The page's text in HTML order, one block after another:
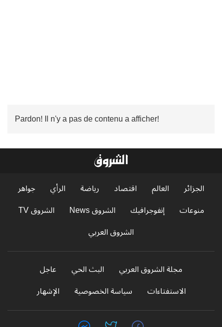
Pardon! Il n'y a pas de contenu a afficher!
الجزائر العالم اقتصاد رياضة الرأي
جواهر
منوعات
إنفوجرافيك الشروق News
الشروق TV
الشروق العربي
مجلة الشروق العربي البث الحي
عاجل
الاستفتاءات
سياسة الخصوصية الإشهار